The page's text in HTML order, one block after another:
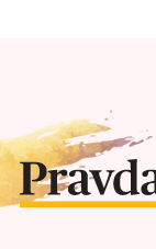
t
i
e